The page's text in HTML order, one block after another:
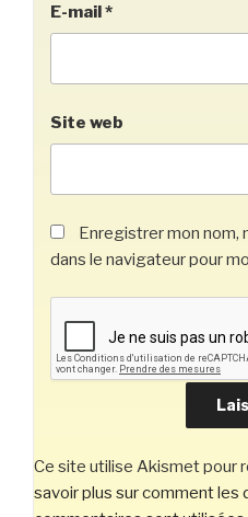
E-mail*
Site web
Enregistrer mon nom,
dans le navigateur pour
Ce site utilise Akismet pour
savoir plus sur comment les